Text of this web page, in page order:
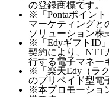
の登録商標です。
※「Pontaポイン
マーケティングと
ソリューション株
※「EdyギフトID
契約により、NTT
行する電子マネー
※「楽天Edy（ラ
のプリペイド型電
※本プロモーショ